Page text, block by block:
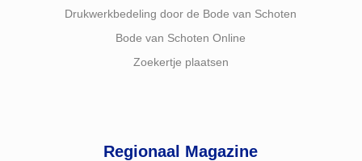
Drukwerkbedeling door de Bode van Schoten
Bode van Schoten Online
Zoekertje plaatsen
Regionaal Magazine